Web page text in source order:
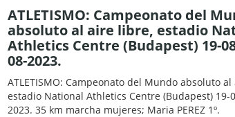
ATLETISMO: Campeonato del
absoluto al aire libre, estadio
Athletics Centre (Budapest) 19-
08-2023.
ATLETISMO: Campeonato del Mundo absoluto
estadio National Athletics Centre (Budapest) 19-
2023. 35 km marcha mujeres; Maria PEREZ 1º.